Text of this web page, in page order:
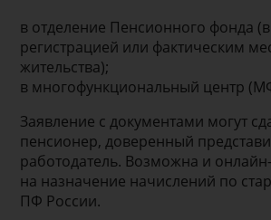
в отделение Пенсионного фонда (в
регистрацией или фактическим
жительства);
в многофункциональный центр
Заявление с документами могут
пенсионер, доверенный
работодатель. Возможна и
на назначение начислений по
ПФ России.